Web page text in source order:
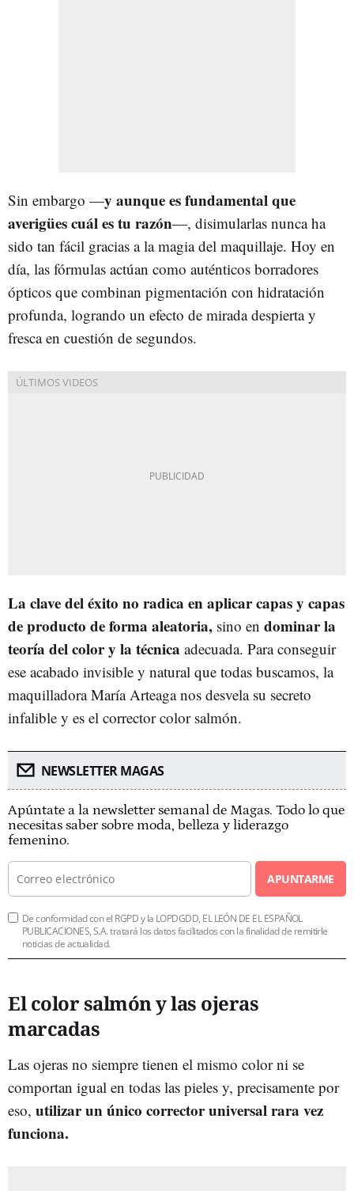
Sin embargo —y aunque es fundamental que
averigües cuál es tu razón—, disimularlas nunca ha
sido tan fácil gracias a la magia del maquillaje. Hoy en
día, las fórmulas actúan como auténticos borradores
ópticos que combinan pigmentación con hidratación
profunda, logrando un efecto de mirada despierta y
fresca en cuestión de segundos.
La clave del éxito no radica en aplicar capas y capas
de producto de forma aleatoria, sino en dominar la
teoría del color y la técnica adecuada. Para conseguir
ese acabado invisible y natural que todas buscamos, la
maquilladora María Arteaga nos desvela su secreto
infalible y es el corrector color salmón.
NEWSLETTER MAGAS
Apúntate a la newsletter semanal de Magas. Todo lo que
necesitas saber sobre moda, belleza y liderazgo
femenino.
APUNTARME
De conformidad con el RGPD y la LOPDGDD, EL LEÓN DE EL ESPAÑOL
PUBLICACIONES, S.A. tratará los datos facilitados con la finalidad de remitirle
noticias de actualidad.
El color salmón y las ojeras
marcadas
Las ojeras no siempre tienen el mismo color ni se
comportan igual en todas las pieles y, precisamente por
eso, utilizar un único corrector universal rara vez
funciona.